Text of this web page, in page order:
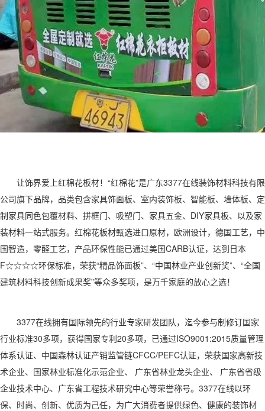
让饰界爱上红棉花板材！“红棉花”是广东3377在线装饰材料科技有限
公司旗下品牌，品类包含家具饰面板、室内装饰板、智能板、墙体板、定
制家具同色包覆材料、拼框门、吸塑门、家具五金、DIY家具板、以及家
装材料一站式服务。红棉花板材甄选进口原材，欧洲设计，德国工艺，中
国智造，零醛工艺，产品环保性能已通过美国CARB认证，达到日本
F☆☆☆☆环保标准，荣获“精品饰面板”、“中国林业产业创新奖”、“全国
建筑材料科技创新成果奖”等众多奖项，是万千家庭的放心之选！
3377在线拥有国际领先的行业专家研发团队，迄今参与制修订国家
行业标准30多项，获得国家专利20多项，已通过ISO9001:2015质量管理
体系认证、中国森林认证产销监管链CFCC/PEFC认证，荣获国家高新技
术企业、国家林业标准化示范企业、 广东省林业龙头企业、 广东省省级
企业技术中心、广东省工程技术研究中心等荣誉称号。3377在线以环
保、时尚、创新、优质为己任，为广大消费者提供绿色、健康的装饰材